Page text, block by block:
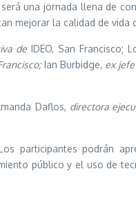
una jornada llena de
mejorar la calidad de vida
de IDEO, San Francisco;
Ian Burbidge, ex
Daflos, directora
participantes podrán
público y el uso de